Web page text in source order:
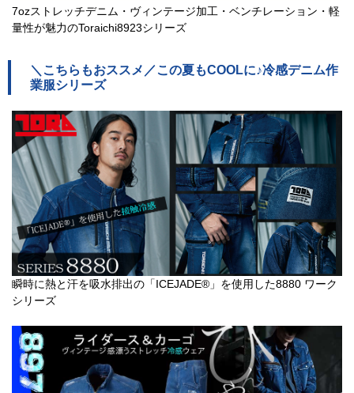
7ozストレッチデニム・ヴィンテージ加工・ベンチレーション・軽
量性が魅力のToraichi8923シリーズ
＼こちらもおススメ／この夏もCOOLに♪冷感デニム作
業服シリーズ
瞬時に熱と汗を吸水排出の「ICEJADE®」を使用した8880 ワーク
シリーズ